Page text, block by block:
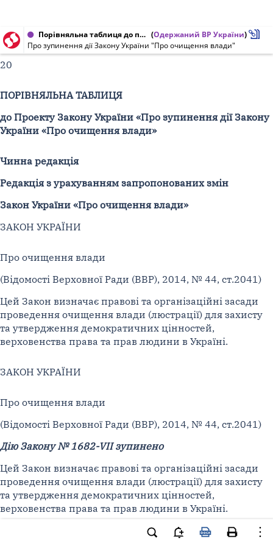
Порівняльна таблиця до проекту Закону України від 19.12.2014 № 1515 (Одержаний ВР України)
Про зупинення дії Закону України "Про очищення влади"